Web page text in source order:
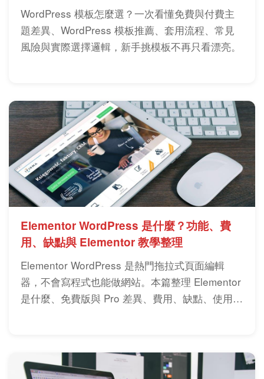
WordPress 模板怎麼選？一次看懂免費與付費主
題差異、WordPress 模板推薦、套用流程、常見
風險與實際選擇邏輯，新手挑模板不再只看漂亮。
Elementor WordPress 是什麼？功能、費
用、缺點與 Elementor 教學整理
Elementor WordPress 是熱門拖拉式頁面編輯
器，不會寫程式也能做網站。本篇整理 Elementor
是什麼、免費版與 Pro 差異、費用、缺點、使用方